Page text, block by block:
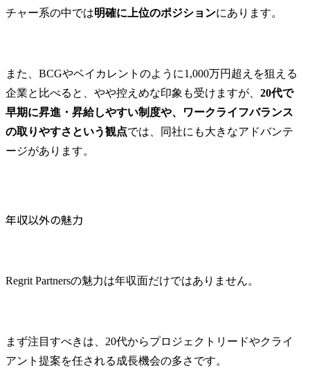
チャー系の中では明確に上位のポジションにあります。
また、BCGやベイカレントのように1,000万円超えを狙える
企業と比べると、やや控えめな印象も受けますが、 20代で
早期に昇進・昇給しやすい制度や、ワークライフバランス
の取りやすさという観点では、同社にも大きなアドバンテ
ージがあります。
年収以外の魅力
Regrit Partnersの魅力は年収面だけではありません。
まず注目すべきは、20代からプロジェクトリードやクライ
アント提案を任される成長機会の多さです。